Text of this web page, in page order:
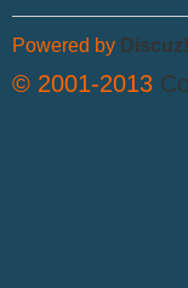
Powered by Discuz!
© 2001-2013